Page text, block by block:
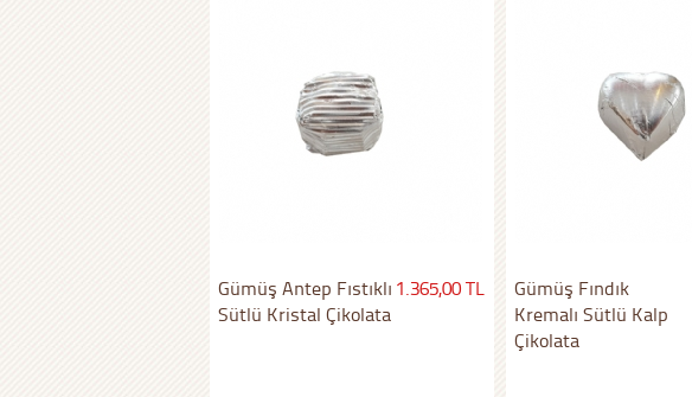
Gümüş Antep Fıstıklı
Sütlü Kristal Çikolata
1.365,00 TL
Gümüş Fındık
Kremalı Sütlü Kalp
Çikolata